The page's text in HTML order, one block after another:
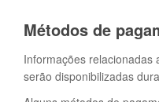
Métodos de
Informações relacionadas
serão disponibilizadas